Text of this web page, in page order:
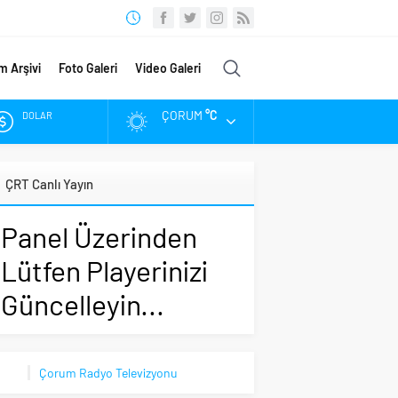
Arşivi Foto Galeri Video Galeri
DOLAR
ALTIN
BIST
ÇORUM °C
ÇRT Canlı Yayın
Panel Üzerinden
Lütfen Playerinizi
Güncelleyin...
Çorum Radyo Televizyonu